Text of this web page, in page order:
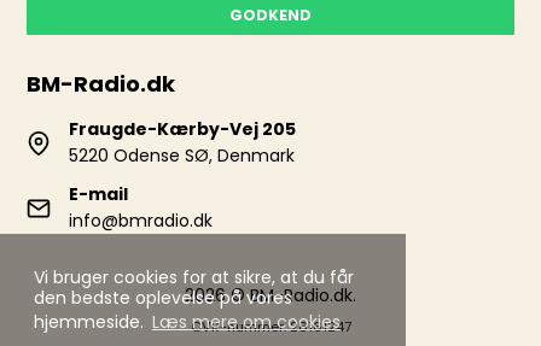
Vi bruger cookies for at sikre, at du får
den bedste oplevelse på vores
hjemmeside. Læs mere om cookies
GODKEND
BM-Radio.dk
Fraugde-Kærby-Vej 205
5220 Odense SØ, Denmark
E-mail
info@bmradio.dk
2026 © BM-Radio.dk.
CVR-nummer: 28161247